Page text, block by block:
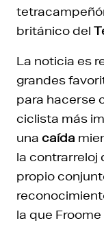
británico del
La noticia es
grandes
para hacerse
ciclista más
una caída
la contrarreloj
propio
la que